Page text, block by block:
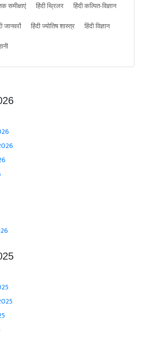
समीक्षाएं हिंदी थ्रिलर
हिंदी कल्पित-विज्ञान
जानवरों हिंदी ज्योतिष शास्त्र
हिंदी विज्ञान